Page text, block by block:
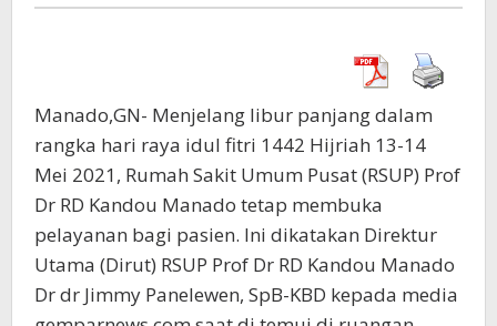
RD
Buka
Pelayanan
Pasien
Manado,GN- Menjelang libur panjang dalam
rangka hari raya idul fitri 1442 Hijriah 13-14
Mei 2021, Rumah Sakit Umum Pusat (RSUP) Prof
Dr RD Kandou Manado tetap membuka
pelayanan bagi pasien. Ini dikatakan Direktur
Utama (Dirut) RSUP Prof Dr RD Kandou Manado
Dr dr Jimmy Panelewen, SpB-KBD kepada media